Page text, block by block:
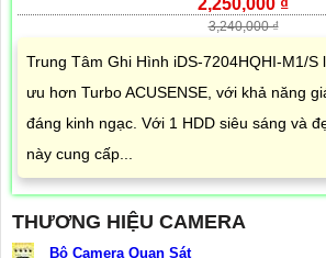
2,250,000 ₫
3,240,000 ₫
Trung Tâm Ghi Hình iDS-7204HQHI-M1/S
ưu hơn Turbo ACUSENSE, với khả năng
đáng kinh ngạc. Với 1 HDD siêu sáng và
này cung cấp...
THƯƠNG HIỆU CAMERA
Bộ Camera Quan Sát